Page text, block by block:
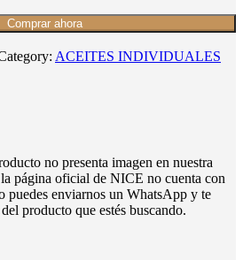
Comprar ahora
ACEITES INDIVIDUALES
no presenta imagen en nuestra
página oficial de NICE no cuenta con
puedes enviarnos un WhatsApp y te
producto que estés buscando.